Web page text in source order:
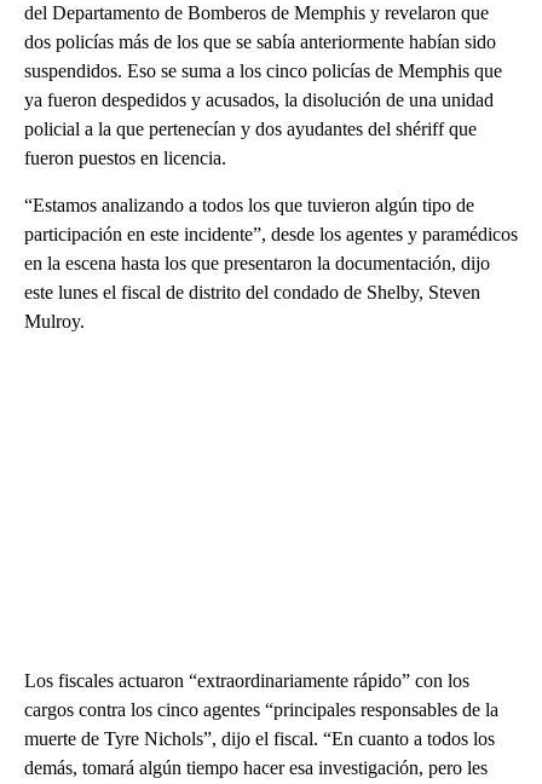
del Departamento de Bomberos de Memphis y revelaron que
dos policías más de los que se sabía anteriormente habían sido
suspendidos. Eso se suma a los cinco policías de Memphis que
ya fueron despedidos y acusados, la disolución de una unidad
policial a la que pertenecían y dos ayudantes del shériff que
fueron puestos en licencia.
“Estamos analizando a todos los que tuvieron algún tipo de
participación en este incidente”, desde los agentes y paramédicos
en la escena hasta los que presentaron la documentación, dijo
este lunes el fiscal de distrito del condado de Shelby, Steven
Mulroy.
Los fiscales actuaron “extraordinariamente rápido” con los
cargos contra los cinco agentes “principales responsables de la
muerte de Tyre Nichols”, dijo el fiscal. “En cuanto a todos los
demás, tomará algún tiempo hacer esa investigación, pero les